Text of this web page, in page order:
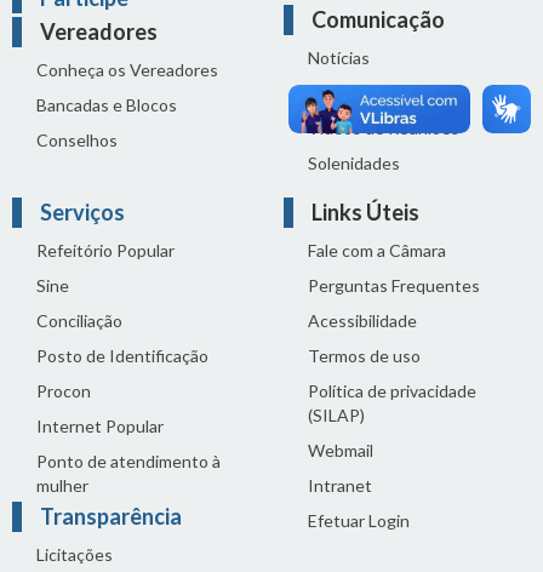
Vereadores
Conheça os Vereadores
Bancadas e Blocos
Conselhos
Comunicação
Notícias
Sala de Imprensa
Vídeos de Reuniões
Solenidades
Serviços
Refeitório Popular
Sine
Conciliação
Posto de Identificação
Procon
Internet Popular
Ponto de atendimento à
mulher
Transparência
Licitações
Links Úteis
Fale com a Câmara
Perguntas Frequentes
Acessibilidade
Termos de uso
Política de privacidade
(SILAP)
Webmail
Intranet
Efetuar Login